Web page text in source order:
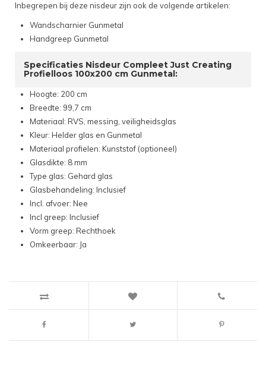
Inbegrepen bij deze nisdeur zijn ook de volgende artikelen:
Wandscharnier Gunmetal
Handgreep Gunmetal
Specificaties Nisdeur Compleet Just Creating
Profielloos 100x200 cm Gunmetal:
Hoogte: 200 cm
Breedte: 99,7 cm
Materiaal: RVS, messing, veiligheidsglas
Kleur: Helder glas en Gunmetal
Materiaal profielen: Kunststof (optioneel)
Glasdikte: 8 mm
Type glas: Gehard glas
Glasbehandeling: Inclusief
Incl. afvoer: Nee
Incl greep: Inclusief
Vorm greep: Rechthoek
Omkeerbaar: Ja